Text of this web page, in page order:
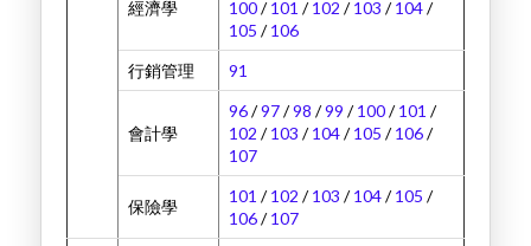
經濟學
100/101 /102 /103 /104/
105 /106
行銷管理
91
會計學
96/97/98 /99 /100/101 /
102 /103 /104/105 /106/
107
保險學
101 /102 /103 /104/105 /
106/107